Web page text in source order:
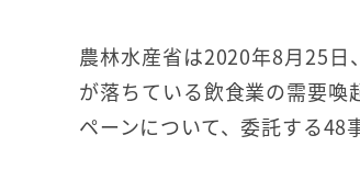
農林水産省は2020年8月25日
が落ちている飲食業の需要
ペーンについて、委託する48